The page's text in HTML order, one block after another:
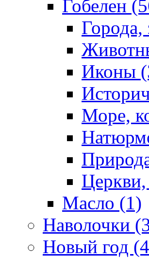
Гобелен
Иконы
Море,
Масло (1)
Наволочки
Новый год